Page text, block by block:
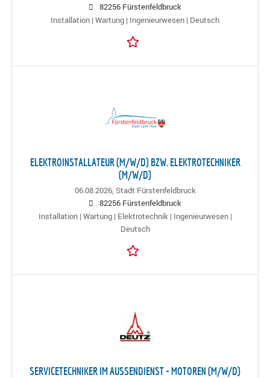
82256 Fürstenfeldbruck
Installation | Wartung | Ingenieurwesen | Deutsch
ELEKTROINSTALLATEUR (M/W/D) BZW. ELEKTROTECHNIKER
(M/W/D)
06.08.2026, Stadt Fürstenfeldbruck
82256 Fürstenfeldbruck
Installation | Wartung | Elektrotechnik | Ingenieurwesen |
Deutsch
SERVICETECHNIKER IM AUSSENDIENST - MOTOREN (M/W/D)